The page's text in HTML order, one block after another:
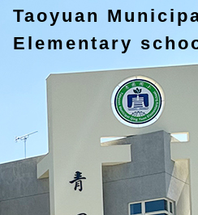
Taoyuan
Elementary